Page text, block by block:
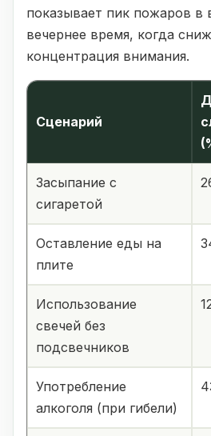
показывает пик пожаров
вечернее время, когда
концентрация внимания.
Сценарий
Засыпание с
сигаретой
Оставление еды на
плите
Использование
свечей без
подсвечников
Употребление
алкоголя (при гибели)